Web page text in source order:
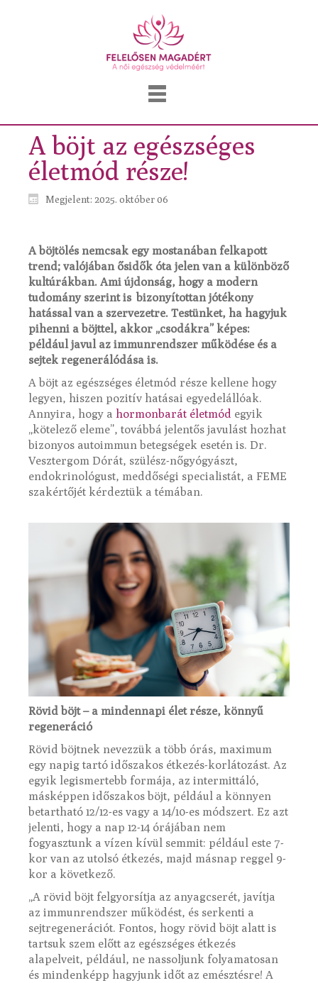
A böjt az egészséges
életmód része!
Megjelent: 2025. október 06
A böjtölés nemcsak egy mostanában felkapott
trend; valójában ősidők óta jelen van a különböző
kultúrákban. Ami újdonság, hogy a modern
tudomány szerint is bizonyítottan jótékony
hatással van a szervezetre. Testünket, ha hagyjuk
pihenni a böjttel, akkor „csodákra” képes:
például javul az immunrendszer működése és a
sejtek regenerálódása is.
A böjt az egészséges életmód része kellene hogy
legyen, hiszen pozitív hatásai egyedelállóak.
Annyira, hogy a hormonbarát életmód egyik
„kötelező eleme”, továbbá jelentős javulást hozhat
bizonyos autoimmun betegségek esetén is. Dr.
Vesztergom Dórát, szülész-nőgyógyászt,
endokrinológust, meddőségi specialistát, a FEME
szakértőjét kérdeztük a témában.
Rövid böjt – a mindennapi élet része, könnyű
regeneráció
Rövid böjtnek nevezzük a több órás, maximum
egy napig tartó időszakos étkezés-korlátozást. Az
egyik legismertebb formája, az intermittáló,
másképpen időszakos böjt, például a könnyen
betartható 12/12-es vagy a 14/10-es módszert. Ez azt
jelenti, hogy a nap 12-14 órájában nem
fogyasztunk a vízen kívül semmit: például este 7-
kor van az utolsó étkezés, majd másnap reggel 9-
kor a következő.
„A rövid böjt felgyorsítja az anyagcserét, javítja
az immunrendszer működést, és serkenti a
sejtregenerációt. Fontos, hogy rövid böjt alatt is
tartsuk szem előtt az egészséges étkezés
alapelveit, például, ne nassoljunk folyamatosan
és mindenképp hagyjunk időt az emésztésre! A